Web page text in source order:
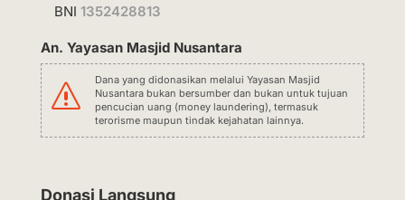
BNI 1352428813
An. Yayasan Masjid Nusantara
s
Dana yang didonasikan melalui Yayasan Masjid
Nusantara bukan bersumber dan bukan untuk tujuan
pencucian uang (money laundering), termasuk
terorisme maupun tindak kejahatan lainnya.
Donasi Langsung